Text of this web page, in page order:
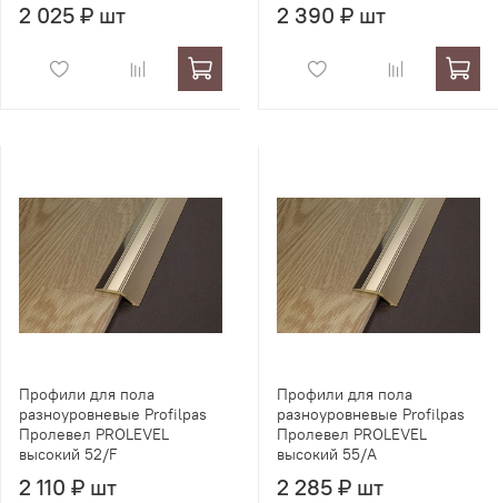
2 025 ₽ шт 2 390 ₽ шт
Профили для пола
разноуровневые Profilpas
Пролевел PROLEVEL
высокий 52/F
2 110 ₽ шт
Профили для пола
разноуровневые Profilpas
Пролевел PROLEVEL
высокий 55/A
2 285 ₽ шт